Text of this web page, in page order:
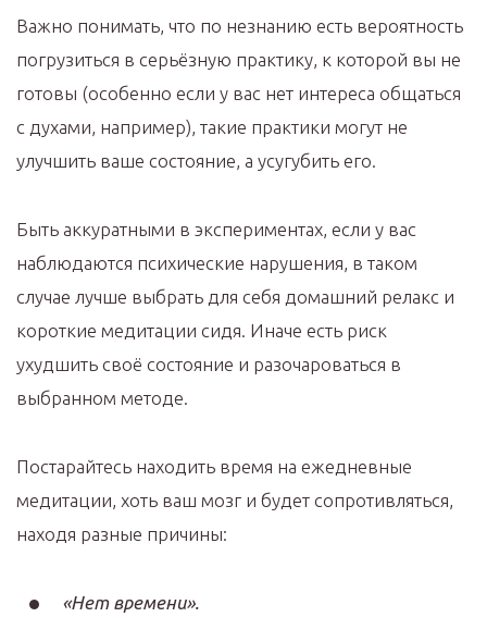
Важно понимать, что по незнанию есть вероятность
погрузиться в серьёзную практику, к которой вы не
готовы (особенно если у вас нет интереса общаться
с духами, например), такие практики могут не
улучшить ваше состояние, а усугубить его.
Быть аккуратными в экспериментах, если у вас
наблюдаются психические нарушения, в таком
случае лучше выбрать для себя домашний релакс и
короткие медитации сидя. Иначе есть риск
ухудшить своё состояние и разочароваться в
выбранном методе.
Постарайтесь находить время на ежедневные
медитации, хоть ваш мозг и будет сопротивляться,
находя разные причины:
«Нет времени».